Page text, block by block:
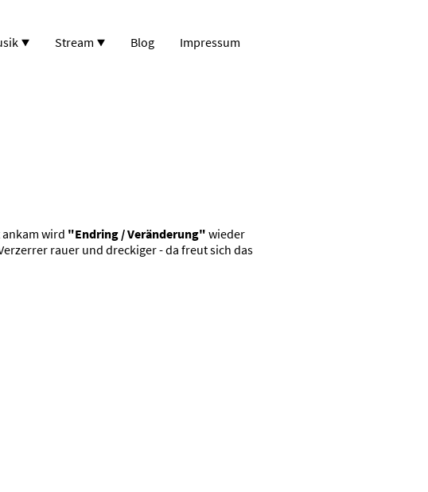
Stream Blog Impressum
ankam wird "Endring / Veränderung" wieder
rauer und dreckiger - da freut sich das